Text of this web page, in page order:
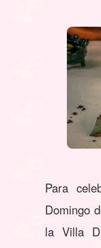
Para
Domingo
la Villa